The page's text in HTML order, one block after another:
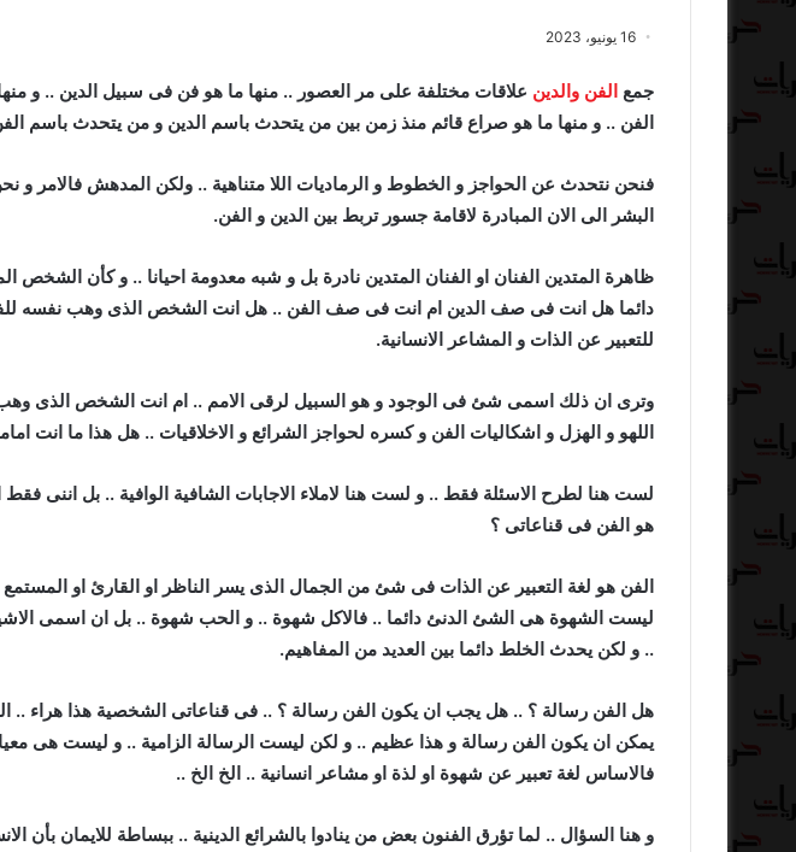
16 يونيو، 2023
جمع الفن والدين علاقات مختلفة على مر العصور .. منها ما هو فن فى سبيل الدين .. و
الفن .. و منها ما هو صراع قائم منذ زمن بين من يتحدث باسم الدين و من يتحدث باسم
البشر الى الان المبادرة لاقامة جسور تربط بين الدين و الفن.
ظاهرة المتدين الفنان او الفنان المتدين نادرة بل و شبه معدومة احيانا .. و كأن الشخص
دائما هل انت فى صف الدين ام انت فى صف الفن .. هل انت الشخص الذى وهب نفسه
للتعبير عن الذات و المشاعر الانسانية.
وترى ان ذلك اسمى شئ فى الوجود و هو السبيل لرقى الامم .. ام انت الشخص الذى وهب
اللهو و الهزل و اشكاليات الفن و كسره لحواجز الشرائع و الاخلاقيات .. هل هذا ما انت
لست هنا لطرح الاسئلة فقط .. و لست هنا لاملاء الاجابات الشافية الوافية .. بل اننى
هو الفن فى قناعاتى ؟
الفن هو لغة التعبير عن الذات فى شئ من الجمال الذى يسر الناظر او القارئ او
ليست الشهوة هى الشئ الدنئ دائما .. فالاكل شهوة .. و الحب شهوة .. بل ان اسمى
.. و لكن يحدث الخلط دائما بين العديد من المفاهيم.
هل الفن رسالة ؟ .. هل يجب ان يكون الفن رسالة ؟ .. فى قناعاتى الشخصية هذا هراء ..
يمكن ان يكون الفن رسالة و هذا عظيم .. و لكن ليست الرسالة الزامية .. و ليست هى
فالاساس لغة تعبير عن شهوة او لذة او مشاعر انسانية .. الخ الخ ..
و هنا السؤال .. لما تؤرق الفنون بعض من ينادوا بالشرائع الدينية .. ببساطة للايمان بأن